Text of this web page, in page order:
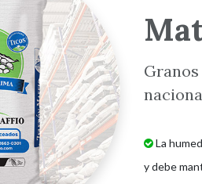
La
y debe